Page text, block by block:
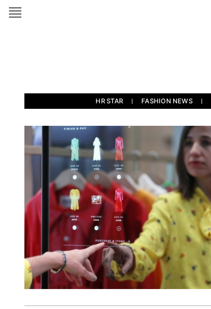
HR STAR FASHION NEWS